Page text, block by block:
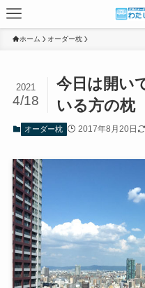
ホーム オーダー枕
今日は開い
いる方の枕
2021
4/18
オーダー枕 2017年8月20日